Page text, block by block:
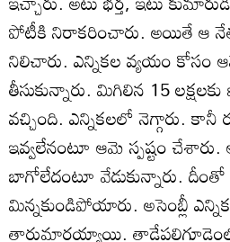
పోటీకి నిరాకరించారు. అయితే ఆ
నిలిచారు. ఎన్నికల వ్యయం కోసం
తీసుకున్నారు. మిగిలిన 15
వచ్చింది. ఎన్నికలలో నెగ్గారు. కానీ
ఇవ్వలేనంటూ ఆమె స్పష్టం చేశారు.
బాగోలేదంటూ వేడుకున్నారు.
మిన్నకుండిపోయారు. అసెంబ్లీ
తారుమారయ్యాయి.